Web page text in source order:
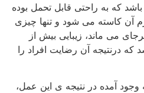
که به راحتی قابل تحمل بوده
کاسته می شود و تنها چیزی
می ماند، زیبایی بیش از
آن رضایت افراد را
آمده در نتیجه ی این عمل،